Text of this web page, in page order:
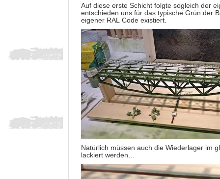
Auf diese erste Schicht folgte sogleich der
entschieden uns für das typische Grün der
eigener RAL Code existiert.
Natürlich müssen auch die Wiederlager im
lackiert werden…